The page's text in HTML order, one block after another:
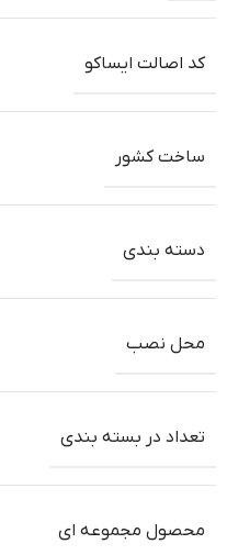
کد اصالت ایساکو
ساخت کشور
دسته بندی
محل نصب
تعداد در بسته بندی
محصول مجموعه ای